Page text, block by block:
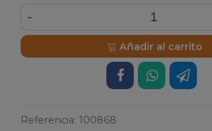
-
Añadir al carrito
Referencia: 100868